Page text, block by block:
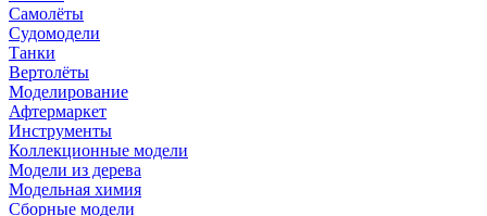
Самолёты
Судомодели
Танки
Вертолёты
Моделирование
Афтермаркет
Инструменты
Коллекционные модели
Модели из дерева
Модельная химия
Сборные модели